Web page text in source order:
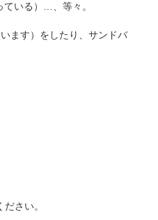
いる）…、等々。
ます）をしたり、サンドバ
さい。